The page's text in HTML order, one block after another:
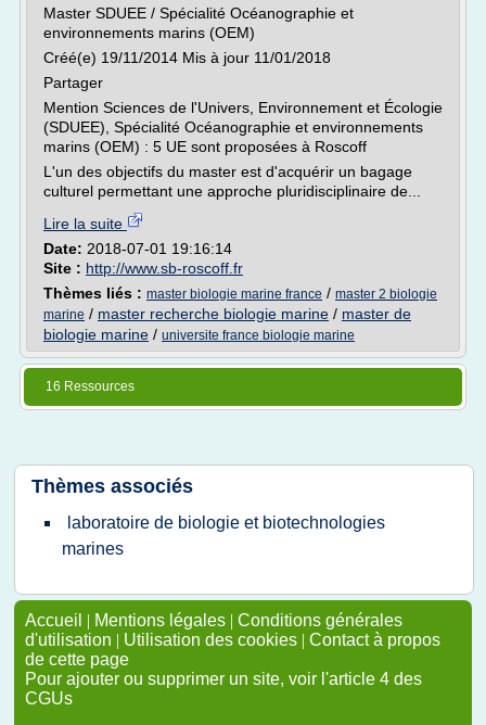
Master SDUEE / Spécialité Océanographie et
environnements marins (OEM)
Créé(e) 19/11/2014 Mis à jour 11/01/2018
Partager
Mention Sciences de l'Univers, Environnement et Écologie
(SDUEE), Spécialité Océanographie et environnements
marins (OEM) : 5 UE sont proposées à Roscoff
L'un des objectifs du master est d'acquérir un bagage
culturel permettant une approche pluridisciplinaire de...
Lire la suite
Date: 2018-07-01 19:16:14
Site : http://www.sb-roscoff.fr
Thèmes liés : master biologie marine france / master 2 biologie
marine / master recherche biologie marine / master de
biologie marine / universite france biologie marine
16 Ressources
Thèmes associés
laboratoire de biologie et biotechnologies
marines
Accueil | Mentions légales | Conditions générales
d'utilisation | Utilisation des cookies | Contact à propos
de cette page
Pour ajouter ou supprimer un site, voir l'article 4 des
CGUs